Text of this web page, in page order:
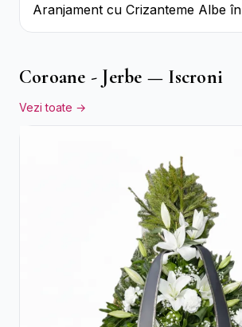
Aranjament cu Crizanteme Albe în
Cutie Galbenă
Coroane - Jerbe — Iscroni
Vezi toate →